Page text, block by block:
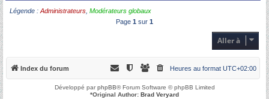
Légende : Administrateurs Modérateurs globaux
Page 1 sur 1
Aller à
Index du forum Heures au format UTC+02:00
Développé parphpBB® Forum Software © phpBB Limited
*Original Author: Brad Veryard